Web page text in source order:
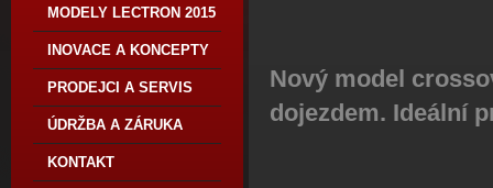
MODELY LECTRON 2015
INOVACE A KONCEPTY
PRODEJCI A SERVIS
ÚDRŽBA A ZÁRUKA
KONTAKT
Nový model
dojezdem. Ideální